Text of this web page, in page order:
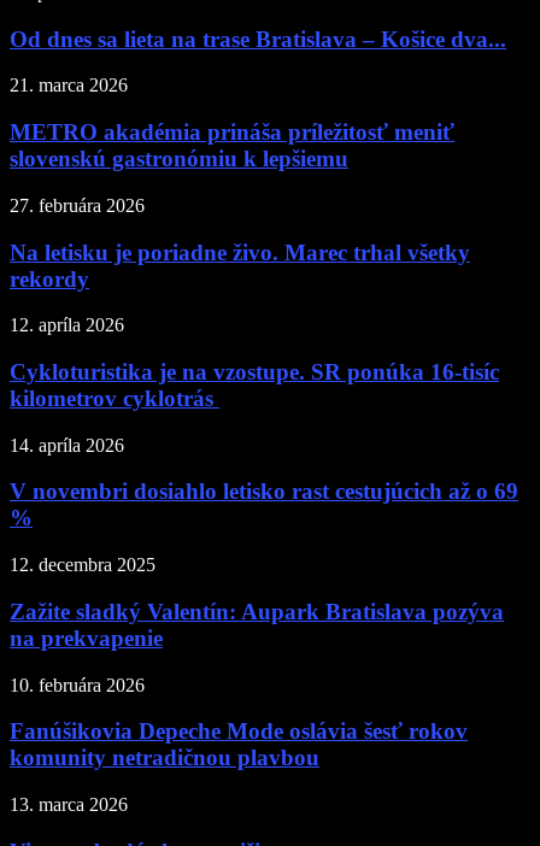
Od dnes sa lieta na trase Bratislava – Košice dva...
21. marca 2026
METRO akadémia prináša príležitosť meniť
slovenskú gastronómiu k lepšiemu
27. februára 2026
Na letisku je poriadne živo. Marec trhal všetky
rekordy
12. apríla 2026
Cykloturistika je na vzostupe. SR ponúka 16-tisíc
kilometrov cyklotrás
14. apríla 2026
V novembri dosiahlo letisko rast cestujúcich až o 69
%
12. decembra 2025
Zažite sladký Valentín: Aupark Bratislava pozýva
na prekvapenie
10. februára 2026
Fanúšikovia Depeche Mode oslávia šesť rokov
komunity netradičnou plavbou
13. marca 2026